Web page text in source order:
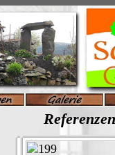
Referenzen